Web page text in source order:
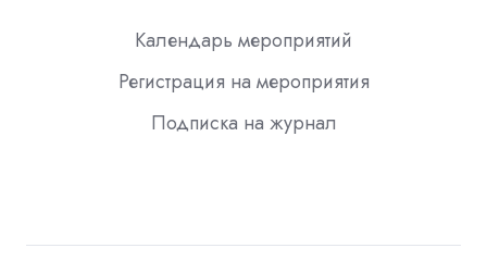
Календарь мероприятий
Регистрация на мероприятия
Подписка на журнал